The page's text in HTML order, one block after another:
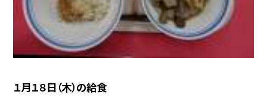
１月１８日（木）の給食